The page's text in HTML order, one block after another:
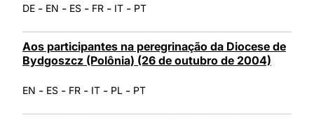
DE - EN - ES - FR - IT - PT
Aos participantes na peregrinação da Diocese de
Bydgoszcz (Polônia) (26 de outubro de 2004)
EN - ES - FR - IT - PL - PT